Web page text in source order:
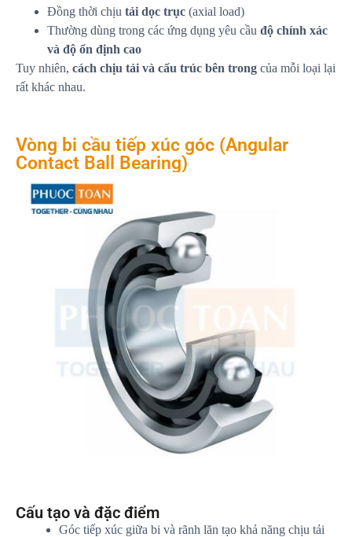
Đồng thời chịu tải dọc trục (axial load)
Thường dùng trong các ứng dụng yêu cầu độ chính xác
và độ ổn định cao
Tuy nhiên, cách chịu tải và cấu trúc bên trong của mỗi loại lại
rất khác nhau.
Vòng bi cầu tiếp xúc góc (Angular
Contact Ball Bearing)
Cấu tạo và đặc điểm
Góc tiếp xúc giữa bi và rãnh lăn tạo khả năng chịu tải